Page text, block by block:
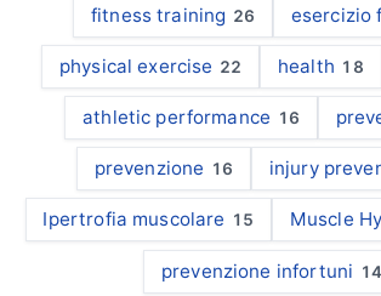
fitness training 26 esercizio
physical exercise 22 health 18
athletic performance 16
prevenzione 16 injury
Ipertrofia muscolare 15 Muscle
prevenzione infortuni 14